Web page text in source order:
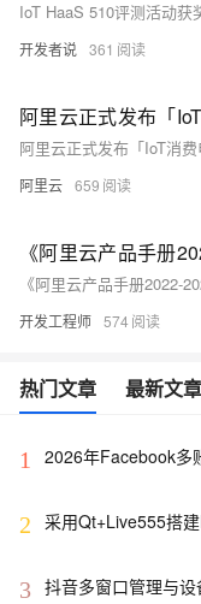
IoT HaaS 510评测活动获
开发者说 361
阿里云正式发布「IoT消
阿里云 659
《阿里云产品手册
《阿里云产品手册
开发工程师 574
热门文章 最新文章
1
2026年Facebook多
2 采用Qt+Live555搭
3 抖音多窗口管理与